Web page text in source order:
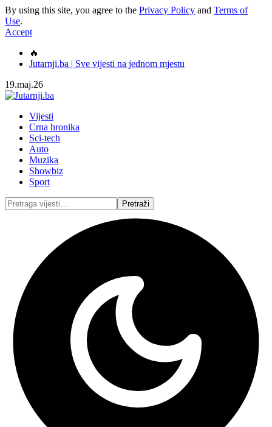
By using this site, you agree to the Privacy Policy and Terms of
Use.
Accept
🔥
Jutarnji.ba | Sve vijesti na jednom mjestu
19.maj.26
Vijesti
Crna hronika
Sci-tech
Auto
Muzika
Showbiz
Sport